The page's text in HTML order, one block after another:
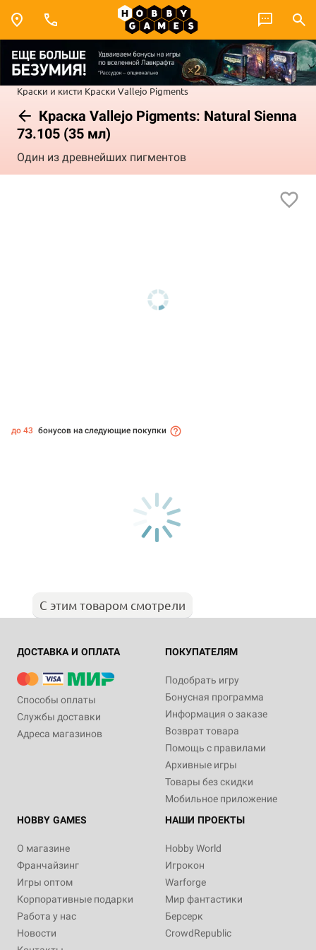
Краски и кисти Краски Vallejo Pigments
Краска Vallejo Pigments: Natural Sienna
73.105 (35 мл)
Один из древнейших пигментов
до 43 бонусов на следующие покупки
С этим товаром смотрели
ДОСТАВКА И ОПЛАТА
Способы оплаты
Службы доставки
Адреса магазинов
ПОКУПАТЕЛЯМ
Подобрать игру
Бонусная программа
Информация о заказе
Возврат товара
Помощь с правилами
Архивные игры
Товары без скидки
Мобильное приложение
HOBBY GAMES
О магазине
Франчайзинг
Игры оптом
Корпоративные подарки
Работа у нас
Новости
НАШИ ПРОЕКТЫ
Hobby World
Игрокон
Warforge
Мир фантастики
Берсерк
CrowdRepublic